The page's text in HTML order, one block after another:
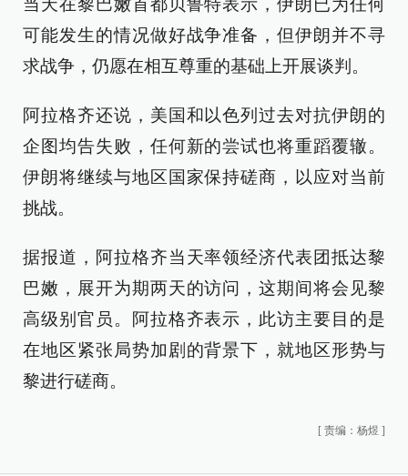
当天在黎巴嫩首都贝鲁特表示，伊朗已为任何
可能发生的情况做好战争准备，但伊朗并不寻
求战争，仍愿在相互尊重的基础上开展谈判。
阿拉格齐还说，美国和以色列过去对抗伊朗的
企图均告失败，任何新的尝试也将重蹈覆辙。
伊朗将继续与地区国家保持磋商，以应对当前
挑战。
据报道，阿拉格齐当天率领经济代表团抵达黎
巴嫩，展开为期两天的访问，这期间将会见黎
高级别官员。阿拉格齐表示，此访主要目的是
在地区紧张局势加剧的背景下，就地区形势与
黎进行磋商。
[ 责编：杨煜 ]